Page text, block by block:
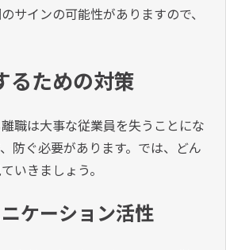
サインの可能性がありますので、
るための対策
職は大事な従業員を失うことにな
防ぐ必要があります。では、どん
いきましょう。
ケーション活性